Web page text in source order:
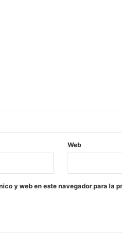
Web
y web en este navegador para la